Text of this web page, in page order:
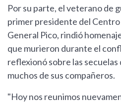
Por su parte, el veterano de
primer presidente del
General Pico, rindió
que murieron durante el
reflexionó sobre las
muchos de sus compañeros.
"Hoy nos reunimos